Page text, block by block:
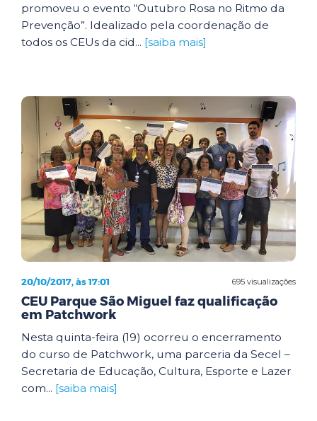
promoveu o evento “Outubro Rosa no Ritmo da
Prevenção”. Idealizado pela coordenação de
todos os CEUs da cid... [saiba mais]
695 visualizações
20/10/2017, às 17:01
CEU Parque São Miguel faz qualificação
em Patchwork
Nesta quinta-feira (19) ocorreu o encerramento
do curso de Patchwork, uma parceria da Secel –
Secretaria de Educação, Cultura, Esporte e Lazer
com... [saiba mais]